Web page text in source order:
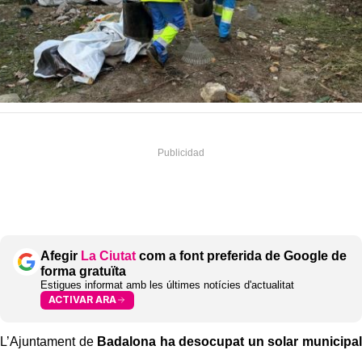
Afegir La Ciutat com a font preferida de Google de
forma gratuïta
Estigues informat amb les últimes notícies d'actualitat
ACTIVAR ARA
L’Ajuntament de Badalona ha desocupat un solar municipal